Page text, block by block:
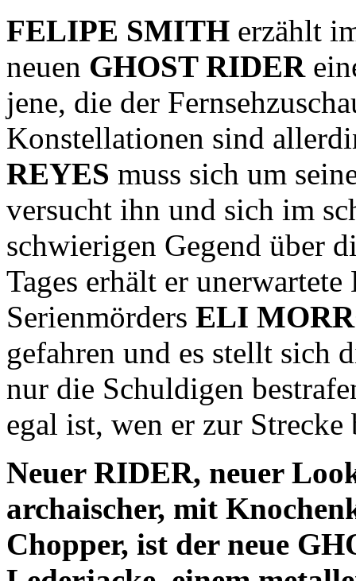
FELIPE SMITH erzählt
neuen GHOST RIDER
jene, die der
Konstellationen sind
REYES muss sich um
versucht ihn und sich im
schwierigen Gegend über
Tages erhält er
Serienmörders ELI
gefahren und es stellt sich
nur die Schuldigen
egal ist, wen er zur Strecke
Neuer RIDER, neuer
archaischer, mit
Chopper, ist der neue